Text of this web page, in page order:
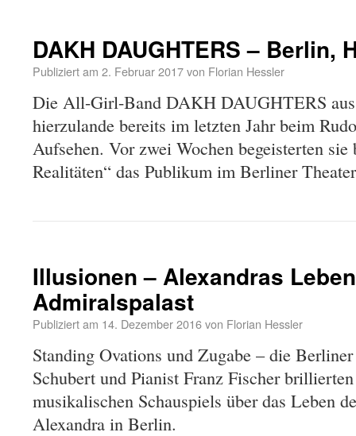
DAKH DAUGHTERS – Berlin,
Publiziert am 2. Februar 2017von Florian Hessler
Die All-Girl-Band DAKH DAUGHTERS
hierzulande bereits im letzten Jahr beim
Aufsehen. Vor zwei Wochen begeisterten
Realitäten“ das Publikum im Berliner
Illusionen – Alexandras
Admiralspalast
Publiziert am 14. Dezember 2016von Florian Hessler
Standing Ovations und Zugabe – die
Schubert und Pianist Franz Fischer
musikalischen Schauspiels über das Leben
Alexandra in Berlin.